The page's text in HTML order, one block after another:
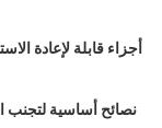
نصائح أساسية لتجنب